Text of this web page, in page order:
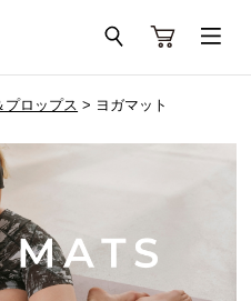
プロップス > ヨガマット